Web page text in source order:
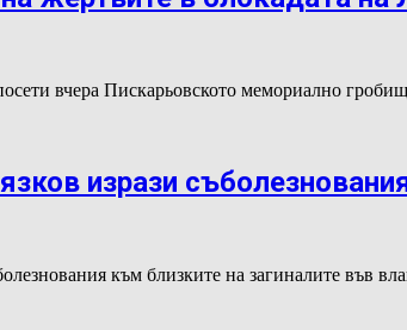
вчера Пискарьовското мемориално
изрази
към близките на загиналите във